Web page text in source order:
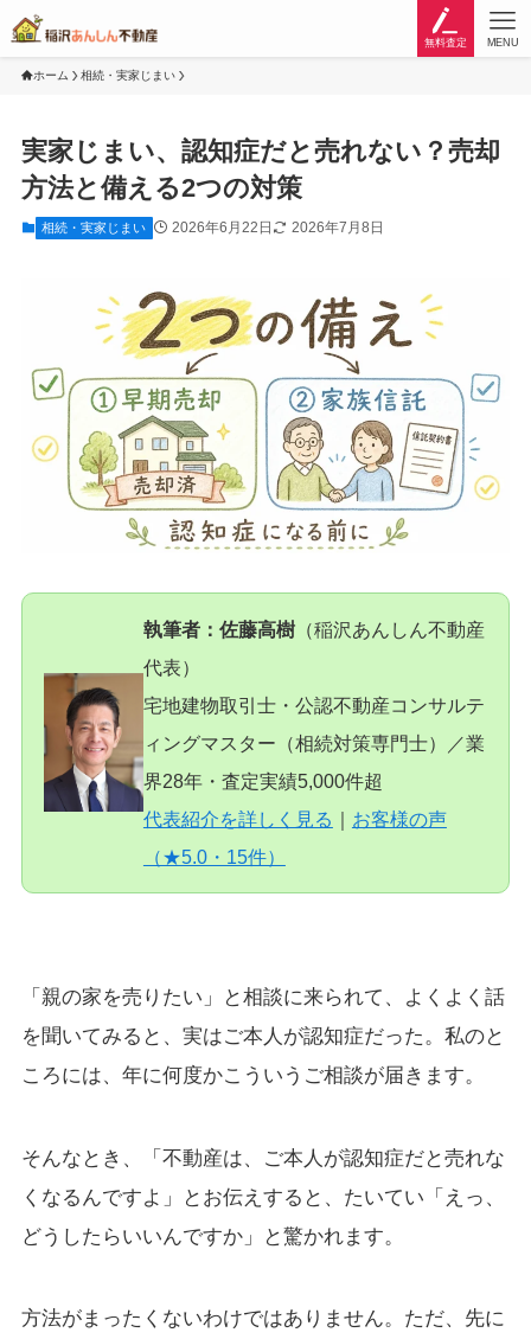
無料査定 MENU
ホーム 相続・実家じまい
実家じまい、認知症だと売れない？売却
方法と備える2つの対策
相続・実家じまい 2026年6月22日 2026年7月8日
執筆者：佐藤高樹（稲沢あんしん不動産
代表）
宅地建物取引士・公認不動産コンサルテ
ィングマスター（相続対策専門士）／業
界28年・査定実績5,000件超
代表紹介を詳しく見る ｜ お客様の声
（★5.0・15件）
「親の家を売りたい」と相談に来られて、よくよく話
を聞いてみると、実はご本人が認知症だった。私のと
ころには、年に何度かこういうご相談が届きます。
そんなとき、「不動産は、ご本人が認知症だと売れな
くなるんですよ」とお伝えすると、たいてい「えっ、
どうしたらいいんですか」と驚かれます。
方法がまったくないわけではありません。ただ、先に